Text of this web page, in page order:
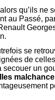
alors qu’ils ne
au Passé,
se
de
secouer un